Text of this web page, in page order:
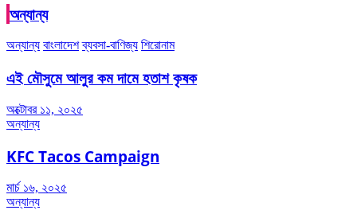
অন্যান্য
অন্যান্য বাংলাদেশ ব্যবসা-বাণিজ্য শিরোনাম
এই মৌসুমে আলুর কম দামে হতাশ কৃষক
অক্টোবর ১১, ২০২৫
অন্যান্য
KFC Tacos Campaign
মার্চ ১৬, ২০২৫
অন্যান্য